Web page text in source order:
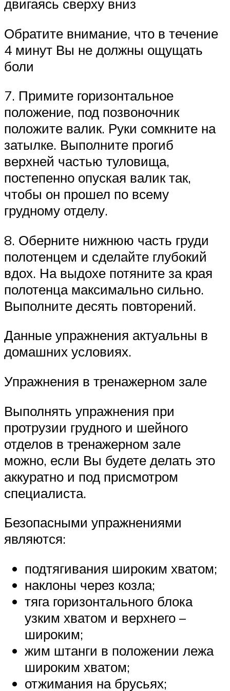
двигаясь сверху вниз
Обратите внимание, что в течение
4 минут Вы не должны ощущать
боли
7. Примите горизонтальное
положение, под позвоночник
положите валик. Руки сомкните на
затылке. Выполните прогиб
верхней частью туловища,
постепенно опуская валик так,
чтобы он прошел по всему
грудному отделу.
8. Оберните нижнюю часть груди
полотенцем и сделайте глубокий
вдох. На выдохе потяните за края
полотенца максимально сильно.
Выполните десять повторений.
Данные упражнения актуальны в
домашних условиях.
Упражнения в тренажерном зале
Выполнять упражнения при
протрузии грудного и шейного
отделов в тренажерном зале
можно, если Вы будете делать это
аккуратно и под присмотром
специалиста.
Безопасными упражнениями
являются:
подтягивания широким хватом;
наклоны через козла;
тяга горизонтального блока
узким хватом и верхнего –
широким;
жим штанги в положении лежа
широким хватом;
отжимания на брусьях;